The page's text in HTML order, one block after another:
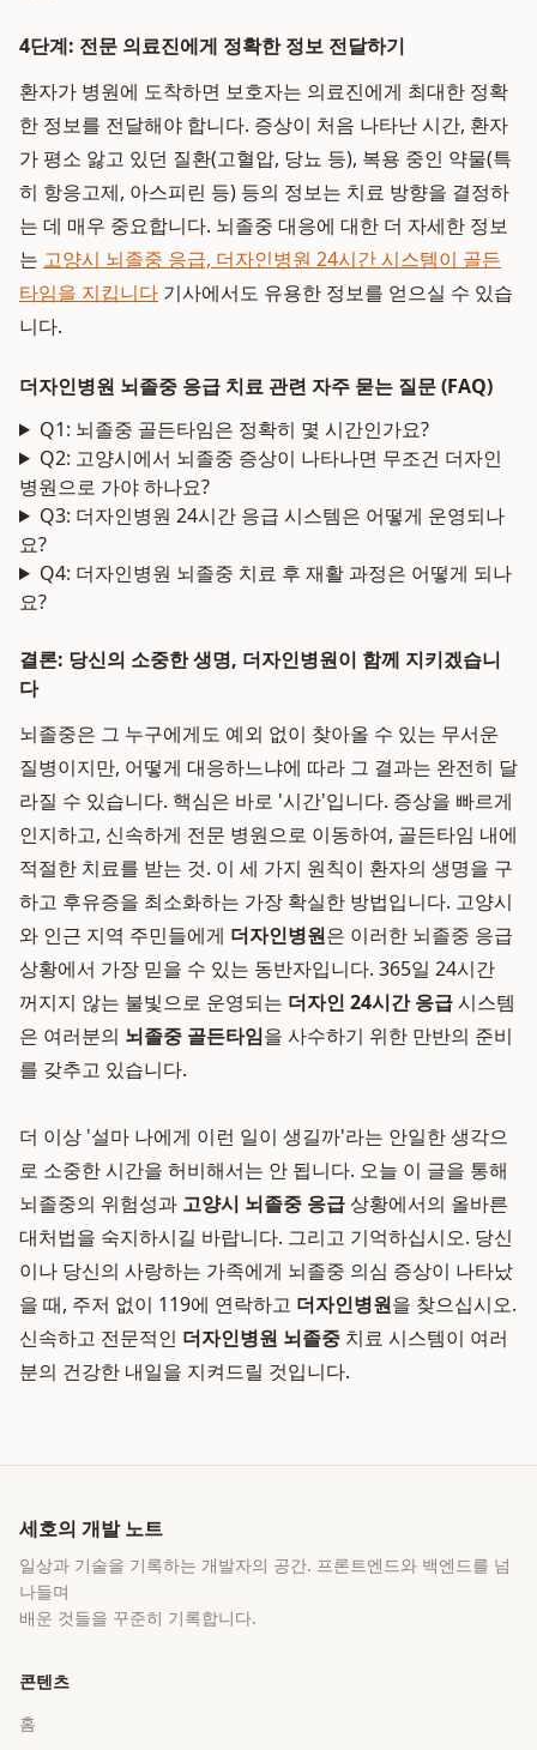
4단계: 전문 의료진에게 정확한 정보 전달하기
환자가 병원에 도착하면 보호자는 의료진에게 최대한 정확
한 정보를 전달해야 합니다. 증상이 처음 나타난 시간, 환자
가 평소 앓고 있던 질환(고혈압, 당뇨 등), 복용 중인 약물(특
히 항응고제, 아스피린 등) 등의 정보는 치료 방향을 결정하
는 데 매우 중요합니다. 뇌졸중 대응에 대한 더 자세한 정보
는 고양시 뇌졸중 응급, 더자인병원 24시간 시스템이 골든
타임을 지킵니다 기사에서도 유용한 정보를 얻으실 수 있습
니다.
더자인병원 뇌졸중 응급 치료 관련 자주 묻는 질문 (FAQ)
Q1: 뇌졸중 골든타임은 정확히 몇 시간인가요?
Q2: 고양시에서 뇌졸중 증상이 나타나면 무조건 더자인
병원으로 가야 하나요?
Q3: 더자인병원 24시간 응급 시스템은 어떻게 운영되나
요?
Q4: 더자인병원 뇌졸중 치료 후 재활 과정은 어떻게 되나
요?
결론: 당신의 소중한 생명, 더자인병원이 함께 지키겠습니
다
뇌졸중은 그 누구에게도 예외 없이 찾아올 수 있는 무서운
질병이지만, 어떻게 대응하느냐에 따라 그 결과는 완전히 달
라질 수 있습니다. 핵심은 바로 '시간'입니다. 증상을 빠르게
인지하고, 신속하게 전문 병원으로 이동하여, 골든타임 내에
적절한 치료를 받는 것. 이 세 가지 원칙이 환자의 생명을 구
하고 후유증을 최소화하는 가장 확실한 방법입니다. 고양시
와 인근 지역 주민들에게 더자인병원은 이러한 뇌졸중 응급
상황에서 가장 믿을 수 있는 동반자입니다. 365일 24시간
꺼지지 않는 불빛으로 운영되는 더자인 24시간 응급시스템
은 여러분의 뇌졸중 골든타임을 사수하기 위한 만반의 준비
를 갖추고 있습니다.
더 이상 '설마 나에게 이런 일이 생길까'라는 안일한 생각으
로 소중한 시간을 허비해서는 안 됩니다. 오늘 이 글을 통해
뇌졸중의 위험성과 고양시 뇌졸중 응급상황에서의 올바른
대처법을 숙지하시길 바랍니다. 그리고 기억하십시오. 당신
이나 당신의 사랑하는 가족에게 뇌졸중 의심 증상이 나타났
을 때, 주저 없이 119에 연락하고 더자인병원을 찾으십시오.
신속하고 전문적인 더자인병원 뇌졸중 치료 시스템이 여러
분의 건강한 내일을 지켜드릴 것입니다.
세호의 개발 노트
일상과 기술을 기록하는 개발자의 공간. 프론트엔드와 백엔드를 넘
나들며
배운 것들을 꾸준히 기록합니다.
콘텐츠
홈